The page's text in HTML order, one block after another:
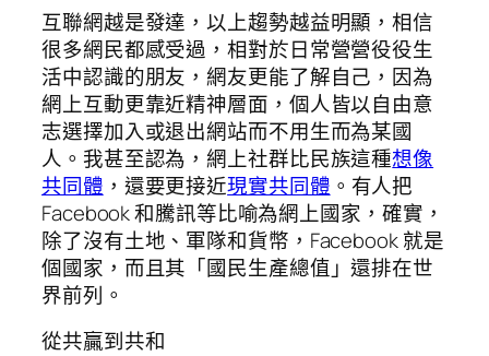
互聯網越是發達，以上趨勢越益明顯，相信
很多網民都感受過，相對於日常營營役役生
活中認識的朋友，網友更能了解自己，因為
網上互動更靠近精神層面，個人皆以自由意
志選擇加入或退出網站而不用生而為某國
人。我甚至認為，網上社群比民族這種想像
共同體 ，還要更接近現實共同體 。有人把
Facebook 和騰訊等比喻為網上國家，確實，
除了沒有土地、軍隊和貨幣，Facebook 就是
個國家，而且其「國民生產總值」還排在世
界前列。
從共贏到共和